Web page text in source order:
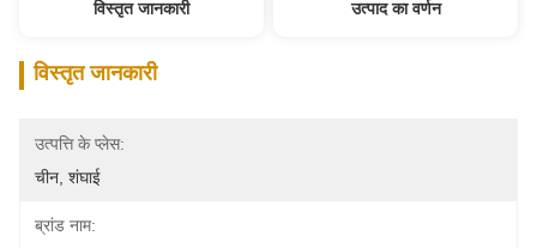
विस्तृत जानकारी उत्पाद का वर्णन
विस्तृत जानकारी
उत्पत्ति के प्लेस:
चीन, शंघाई
ब्रांड नाम: